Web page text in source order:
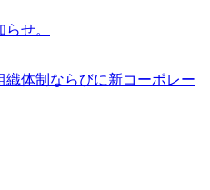
せ。
織体制ならびに新コーポレー